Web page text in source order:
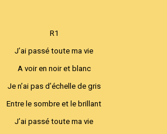
R1
J’ai passé toute ma vie
A voir en noir et blanc
Je n’ai pas d’échelle de gris
Entre le sombre et le brillant
J’ai passé toute ma vie